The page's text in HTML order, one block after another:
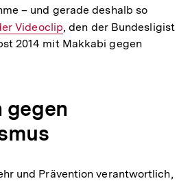
– und gerade deshalb so
Videoclip, den der Bundesligist
2014 mit Makkabi gegen
gegen
und Prävention verantwortlich,